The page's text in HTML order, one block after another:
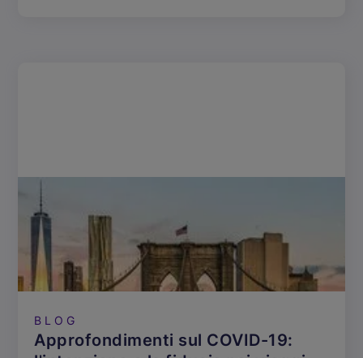
BLOG
Approfondimenti sul COVID-19: